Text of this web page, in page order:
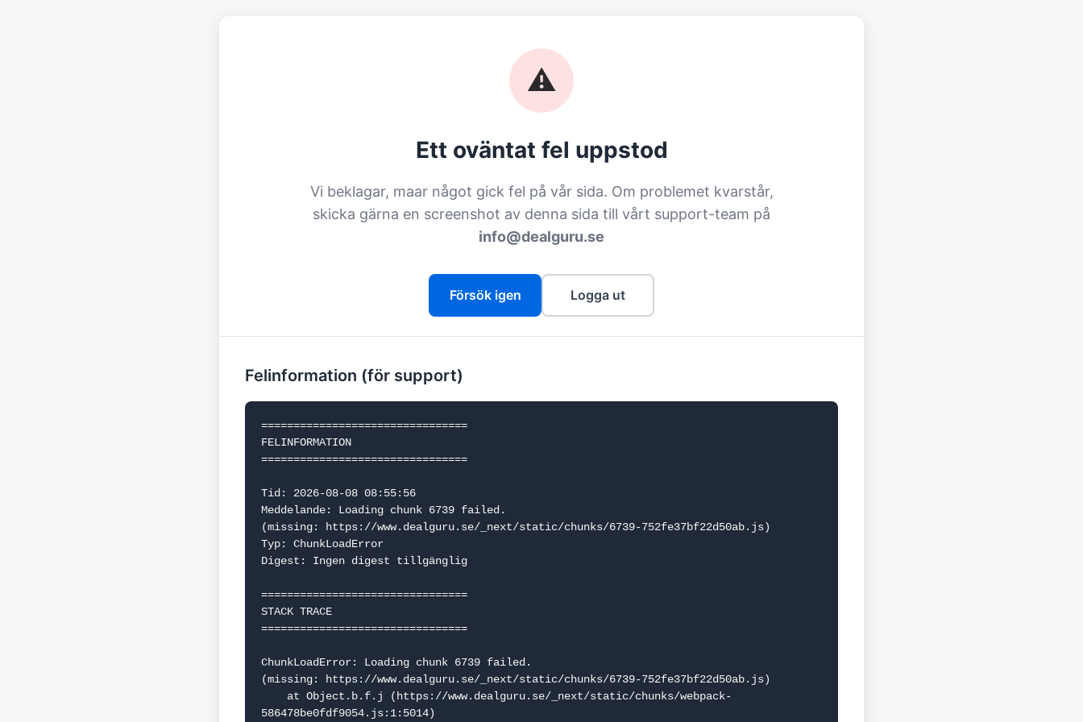
⚠️
Ett oväntat fel uppstod
Vi beklagar, maar något gick fel på vår sida. Om problemet kvarstår,
skicka gärna en screenshot av denna sida till vårt support-team på
info@dealguru.se
Försök igen Logga ut
Felinformation (för support)
================================
FELINFORMATION
================================
Tid: 2026-08-08 08:55:56
Meddelande: Loading chunk 6739 failed.
(missing: https://www.dealguru.se/_next/static/chunks/6739-752fe37bf22d50ab.js)
Typ: ChunkLoadError
Digest: Ingen digest tillgänglig
================================
STACK TRACE
================================
ChunkLoadError: Loading chunk 6739 failed.
(missing: https://www.dealguru.se/_next/static/chunks/6739-752fe37bf22d50ab.js)
586478be0fdf9054.js:1:5014)